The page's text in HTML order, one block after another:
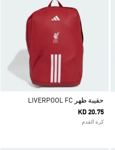
حقيبة ظهر LIVERPOOL FC
KD 20.75
كرة القدم